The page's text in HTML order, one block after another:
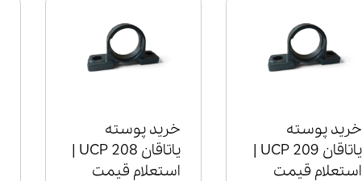
خرید پوسته
یاتاقان UCP 209 |
استعلام قیمت
خرید پوسته
یاتاقان UCP 208 |
استعلام قیمت